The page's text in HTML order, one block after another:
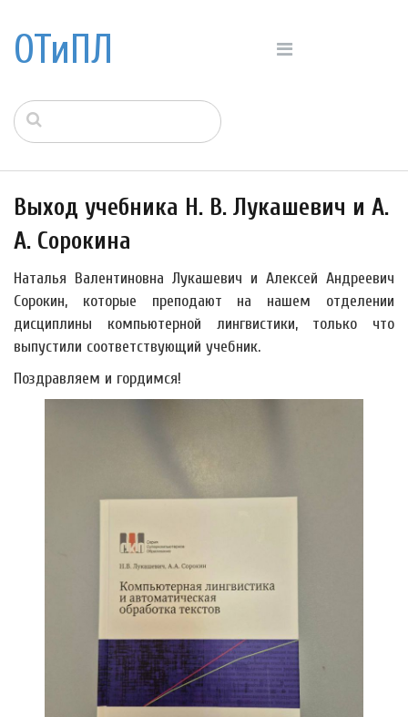
ОТиПЛ
Выход учебника Н. В. Лукашевич и А.
А. Сорокина
Наталья Валентиновна Лукашевич и Алексей Андреевич
Сорокин, которые преподают на нашем отделении
дисциплины компьютерной лингвистики, только что
выпустили соответствующий учебник.
Поздравляем и гордимся!